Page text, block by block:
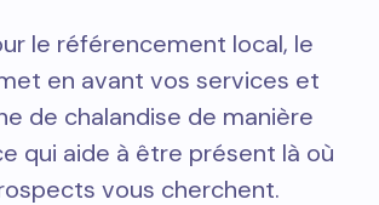
le référencement local, le
en avant vos services et
de chalandise de manière
qui aide à être présent là où
vous cherchent.